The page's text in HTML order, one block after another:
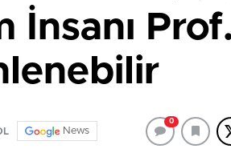
İnsanı
News
0